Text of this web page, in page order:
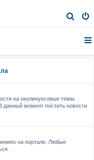
о
на околинуксовые темы.
момент постить новости
на портале. Любые